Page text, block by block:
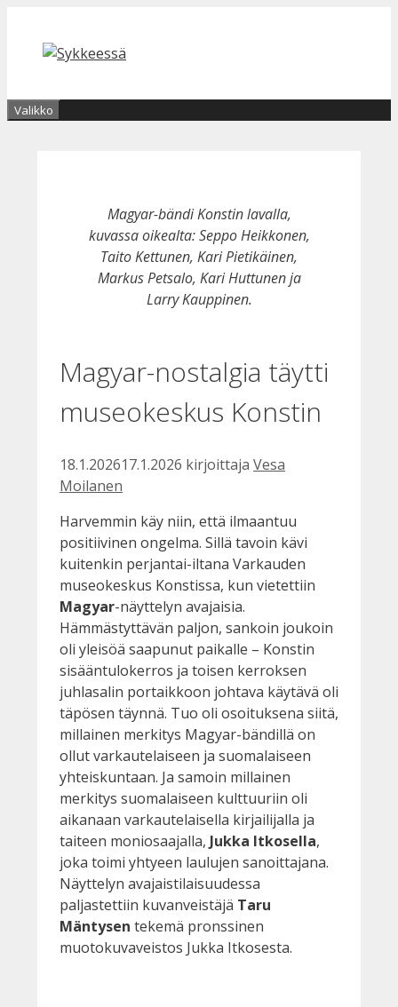
sisältöön
Valikko
Magyar-bändi Konstin lavalla,
kuvassa oikealta: Seppo Heikkonen,
Taito Kettunen, Kari Pietikäinen,
Markus Petsalo, Kari Huttunen ja
Larry Kauppinen.
Magyar-nostalgia täytti
museokeskus Konstin
18.1.202617.1.2026 kirjoittaja Vesa
Moilanen
Harvemmin käy niin, että ilmaantuu
positiivinen ongelma. Sillä tavoin kävi
kuitenkin perjantai-iltana Varkauden
museokeskus Konstissa, kun vietettiin
Magyar-näyttelyn avajaisia.
Hämmästyttävän paljon, sankoin joukoin
oli yleisöä saapunut paikalle – Konstin
sisääntulokerros ja toisen kerroksen
juhlasalin portaikkoon johtava käytävä oli
täpösen täynnä. Tuo oli osoituksena siitä,
millainen merkitys Magyar-bändillä on
ollut varkautelaiseen ja suomalaiseen
yhteiskuntaan. Ja samoin millainen
merkitys suomalaiseen kulttuuriin oli
aikanaan varkautelaisella kirjailijalla ja
taiteen moniosaajalla, Jukka Itkosella,
joka toimi yhtyeen laulujen sanoittajana.
Näyttelyn avajaistilaisuudessa
paljastettiin kuvanveistäjä Taru
Mäntysen tekemä pronssinen
muotokuvaveistos Jukka Itkosesta.